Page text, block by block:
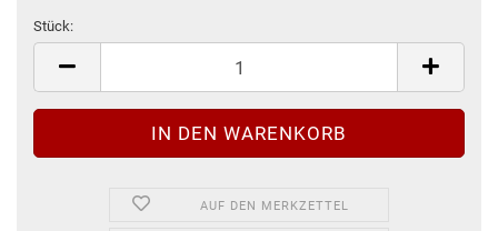
Stück:
Stück
AUF DEN MERKZETTEL